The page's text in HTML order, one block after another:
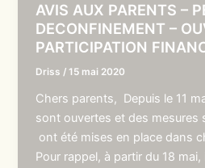
AVIS AUX PARENTS –
DECONFINEMENT –
PARTICIPATION
Driss /15 mai 2020
Chers parents, Depuis le 11
sont ouvertes et des mesures
ont été mises en place dans
Pour rappel, à partir du 18